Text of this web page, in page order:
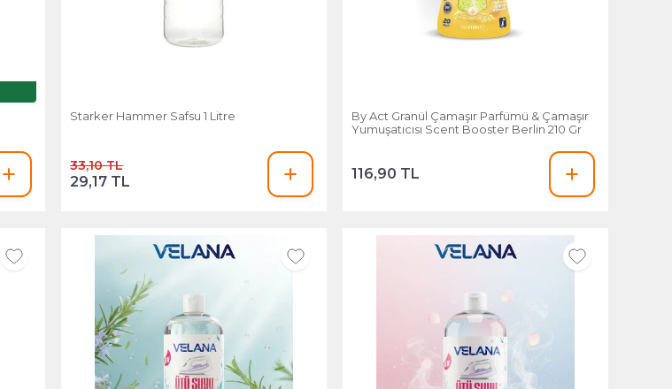
Starker Hammer Safsu 1 Litre
33,10 TL
29,17 TL
By Act Granül Çamaşır Parfümü & Çamaşır
Yumuşatıcısı Scent Booster Berlin 210 Gr
116,90 TL